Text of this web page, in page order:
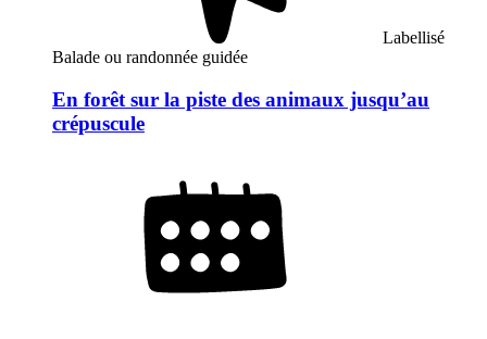
Labellisé
Balade ou randonnée guidée
En forêt sur la piste des animaux jusqu’au
crépuscule